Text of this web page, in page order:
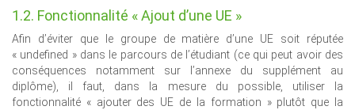
1.2. Fonctionnalité « Ajout d’une UE »
Afin d’éviter que le groupe de matière d’une UE soit réputée
« undefined » dans le parcours de l’étudiant (ce qui peut avoir des
conséquences notamment sur l’annexe du supplément au
diplôme), il faut, dans la mesure du possible, utiliser la
fonctionnalité « ajouter des UE de la formation » plutôt que la